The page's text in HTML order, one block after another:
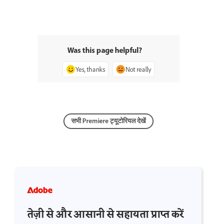
Was this page helpful?
Yes, thanks Not really
सभी Premiere ट्यूटोरियल देखें
तेज़ी से और आसानी से सहायता प्राप्त करें